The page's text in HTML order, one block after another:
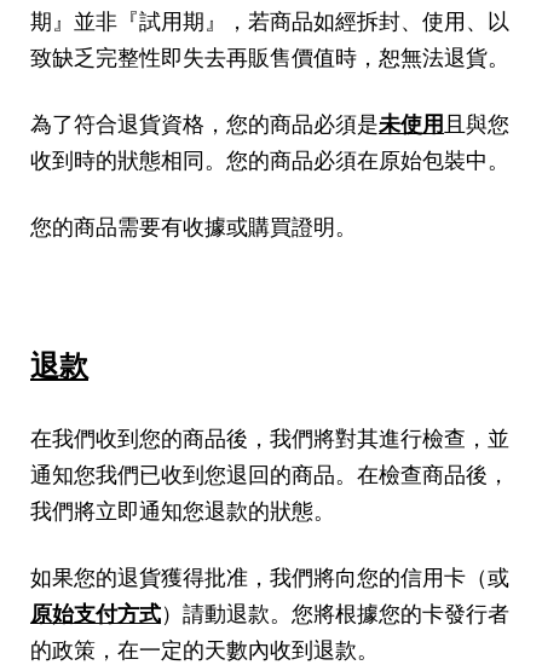
期』並非『試用期』，若商品如經拆封、使用、以
致缺乏完整性即失去再販售價值時，恕無法退貨。
為了符合退貨資格，您的商品必須是未使用且與您
收到時的狀態相同。您的商品必須在原始包裝中。
您的商品需要有收據或購買證明。
退款
在我們收到您的商品後，我們將對其進行檢查，並
通知您我們已收到您退回的商品。在檢查商品後，
我們將立即通知您退款的狀態。
如果您的退貨獲得批准，我們將向您的信用卡（或
原始支付方式）請動退款。您將根據您的卡發行者
的政策，在一定的天數內收到退款。